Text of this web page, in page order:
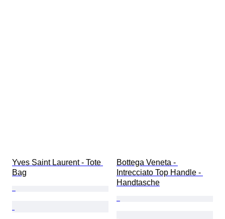
Yves Saint Laurent - Tote
Bag
Bottega Veneta -
Intrecciato Top Handle -
Handtasche